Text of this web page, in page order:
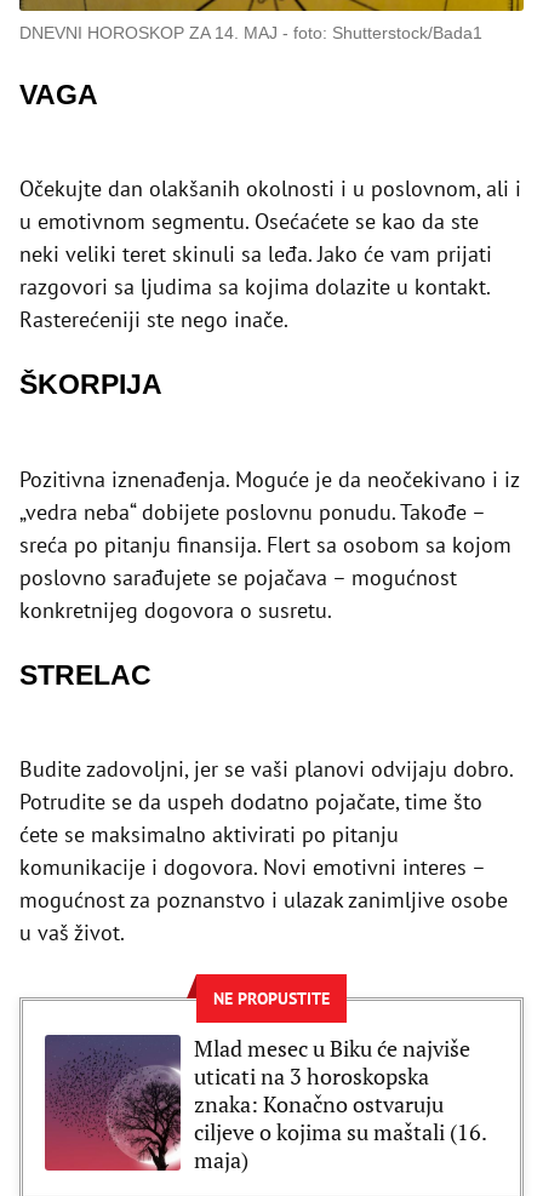
DNEVNI HOROSKOP ZA 14. MAJ foto: Shutterstock/Bada1
VAGA
Očekujte dan olakšanih okolnosti i u poslovnom, ali i
u emotivnom segmentu. Osećaćete se kao da ste
neki veliki teret skinuli sa leđa. Jako će vam prijati
razgovori sa ljudima sa kojima dolazite u kontakt.
Rasterećeniji ste nego inače.
ŠKORPIJA
Pozitivna iznenađenja. Moguće je da neočekivano i iz
„vedra neba“ dobijete poslovnu ponudu. Takođe –
sreća po pitanju finansija. Flert sa osobom sa kojom
poslovno sarađujete se pojačava – mogućnost
konkretnijeg dogovora o susretu.
STRELAC
Budite zadovoljni, jer se vaši planovi odvijaju dobro.
Potrudite se da uspeh dodatno pojačate, time što
ćete se maksimalno aktivirati po pitanju
komunikacije i dogovora. Novi emotivni interes –
mogućnost za poznanstvo i ulazak zanimljive osobe
u vaš život.
NE PROPUSTITE
Mlad mesec u Biku će najviše
uticati na 3 horoskopska
znaka: Konačno ostvaruju
ciljeve o kojima su maštali (16.
maja)